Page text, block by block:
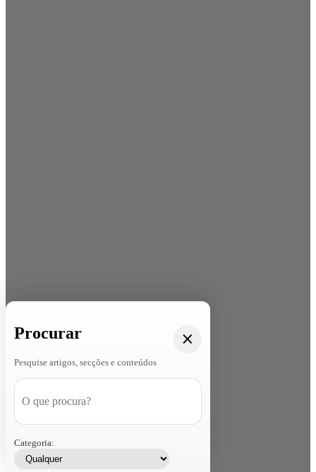
Procurar
Pesquise artigos, secções e conteúdos
Categoria: